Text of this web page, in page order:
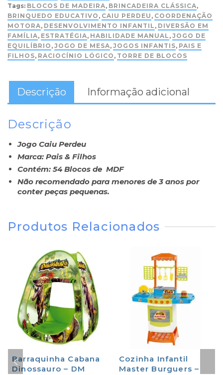
Tags: BLOCOS DE MADEIRA, BRINCADEIRA CLÁSSICA,
BRINQUEDO EDUCATIVO , CAIU PERDEU , COORDENAÇÃO
MOTORA, DESENVOLVIMENTO INFANTIL , DIVERSÃO EM
FAMÍLIA, ESTRATÉGIA, HABILIDADE MANUAL , JOGO DE
EQUILÍBRIO , JOGO DE MESA, JOGOS INFANTIS, PAIS E
FILHOS, RACIOCÍNIO LÓGICO , TORRE DE BLOCOS
Descrição Informação adicional
Descrição
Jogo Caiu Perdeu
Marca: Pais & Filhos
Contém: 54 Blocos de MDF
Não recomendado para menores de 3 anos por
conter peças pequenas.
Produtos Relacionados
Barraquinha Cabana
Dinossauro – DM
Cozinha Infantil
Master Burguers –